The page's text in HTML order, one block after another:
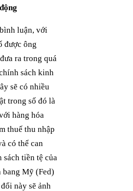
luận, với
được ông
ra trong quá
sách kinh
sẽ có nhiều
trong số đó là
hàng hóa
thuế thu nhập
có thể can
tiền tệ của
Mỹ (Fed)
này sẽ ảnh